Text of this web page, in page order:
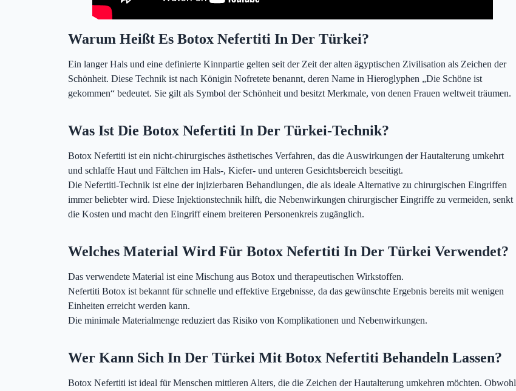
Botox Nefertiti in der Türkei
Warum Heißt Es Botox Nefertiti In Der Türkei?
Ein langer Hals und eine definierte Kinnpartie gelten seit der Zeit der alten ägyptischen Zivilisation als Zeichen der
Schönheit. Diese Technik ist nach Königin Nofretete benannt, deren Name in Hieroglyphen „Die Schöne ist
gekommen“ bedeutet. Sie gilt als Symbol der Schönheit und besitzt Merkmale, von denen Frauen weltweit träumen.
Was Ist Die Botox Nefertiti In Der Türkei-Technik?
Botox Nefertiti ist ein nicht-chirurgisches ästhetisches Verfahren, das die Auswirkungen der Hautalterung umkehrt
und schlaffe Haut und Fältchen im Hals-, Kiefer- und unteren Gesichtsbereich beseitigt.
Die Nefertiti-Technik ist eine der injizierbaren Behandlungen, die als ideale Alternative zu chirurgischen Eingriffen
immer beliebter wird. Diese Injektionstechnik hilft, die Nebenwirkungen chirurgischer Eingriffe zu vermeiden, senkt
die Kosten und macht den Eingriff einem breiteren Personenkreis zugänglich.
Welches Material Wird Für Botox Nefertiti In Der Türkei Verwendet?
Das verwendete Material ist eine Mischung aus Botox und therapeutischen Wirkstoffen.
Nefertiti Botox ist bekannt für schnelle und effektive Ergebnisse, da das gewünschte Ergebnis bereits mit wenigen
Einheiten erreicht werden kann.
Die minimale Materialmenge reduziert das Risiko von Komplikationen und Nebenwirkungen.
Wer Kann Sich In Der Türkei Mit Botox Nefertiti Behandeln Lassen?
Botox Nefertiti ist ideal für Menschen mittleren Alters, die die Zeichen der Hautalterung umkehren möchten. Obwohl